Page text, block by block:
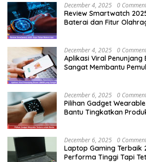
December 4, 2025 0
Review Smartwatch
Baterai dan Fitur
December 4, 2025 0
Aplikasi Viral Penunjang
Sangat Membantu
December 6, 2025 0
Pilihan Gadget
Bantu Tingkatkan
December 6, 2025 0
Laptop Gaming Terbaik
Performa Tinggi Tapi